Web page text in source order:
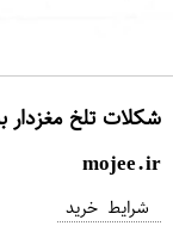
شکلات تلخ مغزدار بسته 6
mojee.ir
شرایط خرید